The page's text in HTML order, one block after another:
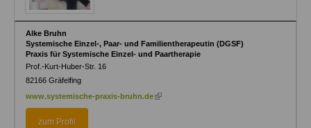
Alke Bruhn
Systemische Einzel-, Paar- und Familientherapeutin (DGSF)
Praxis für Systemische Einzel- und Paartherapie
Prof.-Kurt-Huber-Str. 16
82166 Gräfelfing
www.systemische-praxis-bruhn.de (link
zum Profil